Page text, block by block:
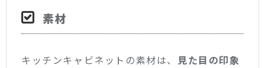
素材
キッチンキャビネットの素材は、 見た目の印象